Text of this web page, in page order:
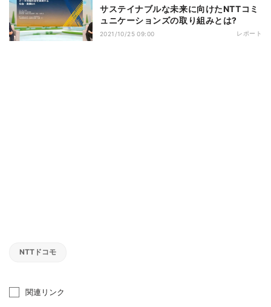
サステイナブルな未来に向けたNTTコミ
ュニケーションズの取り組みとは?
2021/10/25 09:00 レポート
NTTドコモ
関連リンク